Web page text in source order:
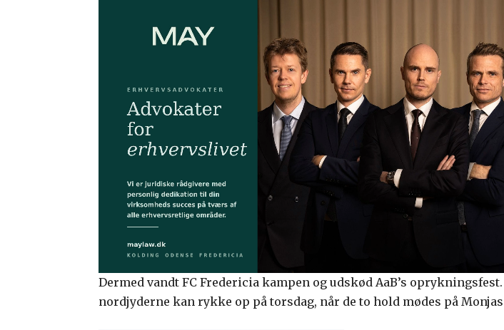
Dermed vandt FC Fredericia kampen og udskød AaB’s oprykningsfest.
nordjyderne kan rykke op på torsdag, når de to hold mødes på